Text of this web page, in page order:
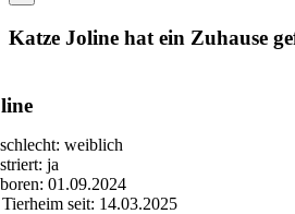
Katze Joline hat ein Zuhause
weiblich
ja
01.09.2024
seit: 14.03.2025